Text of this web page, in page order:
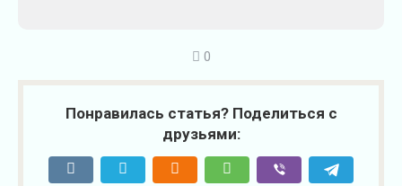
0
Понравилась статья? Поделиться с
друзьями: